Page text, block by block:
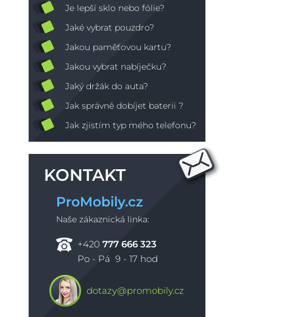
Je lepší sklo nebo fólie?
Jaké vybrat pouzdro?
Jakou paměťovou kartu?
Jakou vybrat nabíječku?
Jaký držák do auta?
Jak správně dobíjet baterii ?
Jak zjistím typ mého telefonu?
KONTAKT
ProMobily.cz
Naše zákaznická linka:
+420 777 666 323
Po - Pá 9 - 17 hod
dotazy@promobily.cz